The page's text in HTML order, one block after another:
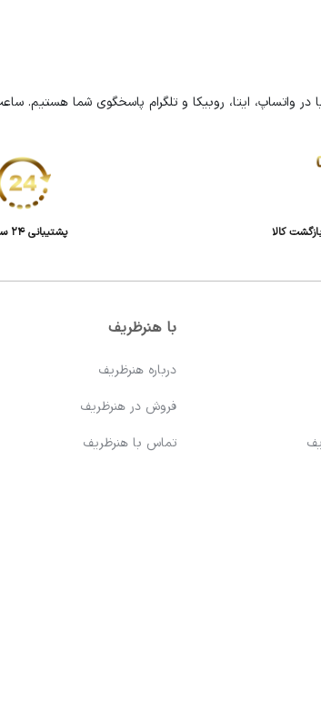
کالا پشتیبانی 24 ساعته
با هنرظریف
درباره هنرظریف
فروش در هنرظریف
تماس با هنرظریف